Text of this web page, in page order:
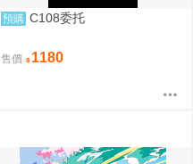
預購 C108委托
售價 1180